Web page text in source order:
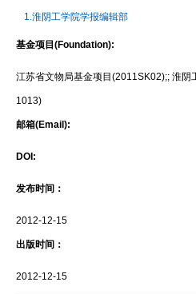
1.淮阴工学院学报编辑部
基金项目(Foundation):
江苏省文物局基金项目(2011SK02);; 淮
1013)
邮箱(Email):
DOI:
发布时间：
2012-12-15
出版时间：
2012-12-15